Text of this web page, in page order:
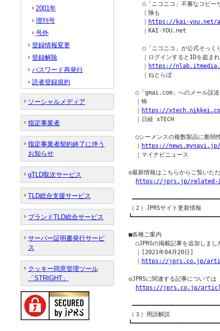
○「ニコニコ」不審なコピー
    ｜険も
https://kai-you.net/
    ｜KAI-YOU.net
○「ニコニコ」が公式そっく
｜ログインするとIDを盗ま
https://
    ｜ねとらぼ
○「gmai.com」へのメール誤送
  ｜怖
https://
  ｜日経 xTECH
○シーメンスの複数製品に脆弱
https://
  ｜マイナビニュース
◎最新情報はこちらからご覧いた
https://jprs.jp/related-
（２）JPRSサイト更新情報
■各種ご案内
○JPRSの掲載記事を追加しまし
  ｜[2021年04月20日]
https://jprs.co.jp/
◎JPRSに関連する記事について
https://jprs.co.jp/
（３）用語解説
2001年
増刊号
号外
登録情報変更
登録解除
パスワード再発行
読者登録規約
ソーシャルメディア
指定事業者
指定事業者契約終了に伴う
お知らせ
gTLD取次サービス
TLD総合支援サービス
ブランドTLD総合サービス
サーバー証明書発行サービ
ス
クッキー同意管理ツール
「STRIGHT」